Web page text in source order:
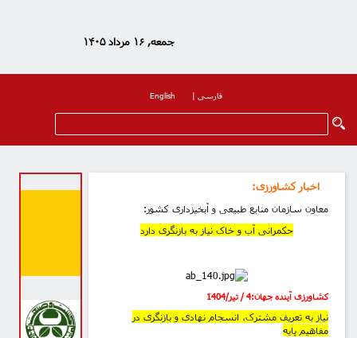
جمعه, ۱۶ مرداد ۱۴۰۵
فارسی |
English
اخبار کشاورزی:
معاون سازمان منابع طبیعی و آبخیزداری کشور:
حکمرانی آب و خاک نیاز به بازنگری دارد
کشاورزی آینده جهان:
4/ تیر/1404
نیاز به تعریف مشترک، انسجام نهادی و بازنگری در
مفاهیم پایه